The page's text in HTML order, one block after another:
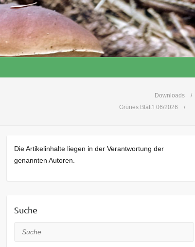
Downloads
Grünes Blätt’l 06/2026
Die Artikelinhalte liegen in der Verantwortung der
genannten Autoren.
Suche
Suche